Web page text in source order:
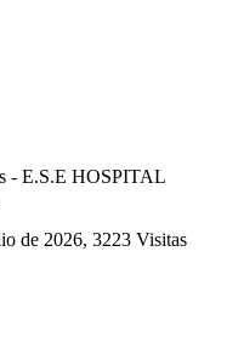
- E.S.E HOSPITAL
de 2026, 3223 Visitas